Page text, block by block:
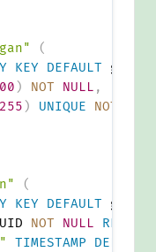
(
KEY DEFAULT
) NOT NULL ,
255 ) UNIQUE NOT
(
KEY DEFAULT
NOT NULL
TIMESTAMP
DEFAULT